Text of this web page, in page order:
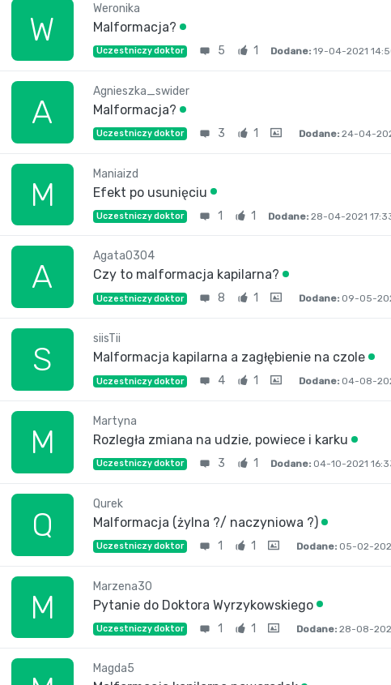
W
Weronika
Malformacja?
Uczestniczy doktor 5 1 Dodane: 19-04-2021
A
Agnieszka_swider
Malformacja?
Uczestniczy doktor 3 1 Dodane: 24-04-
M
Maniaizd
Efekt po usunięciu
Uczestniczy doktor 1 1 Dodane: 28-04-2021
A
Agata0304
Czy to malformacja kapilarna?
Uczestniczy doktor 8 1 Dodane: 09-05-
S
siisTii
Malformacja kapilarna a zagłębienie na czole
Uczestniczy doktor 4 1 Dodane: 04-08-
M
Martyna
Rozległa zmiana na udzie, powiece i karku
Uczestniczy doktor 3 1 Dodane: 04-10-2021
Q
Qurek
Malformacja (żylna ?/ naczyniowa ?)
Uczestniczy doktor 1 1 Dodane: 05-02-
M
Marzena30
Pytanie do Doktora Wyrzykowskiego
Uczestniczy doktor 1 1 Dodane: 28-08-
Magda5